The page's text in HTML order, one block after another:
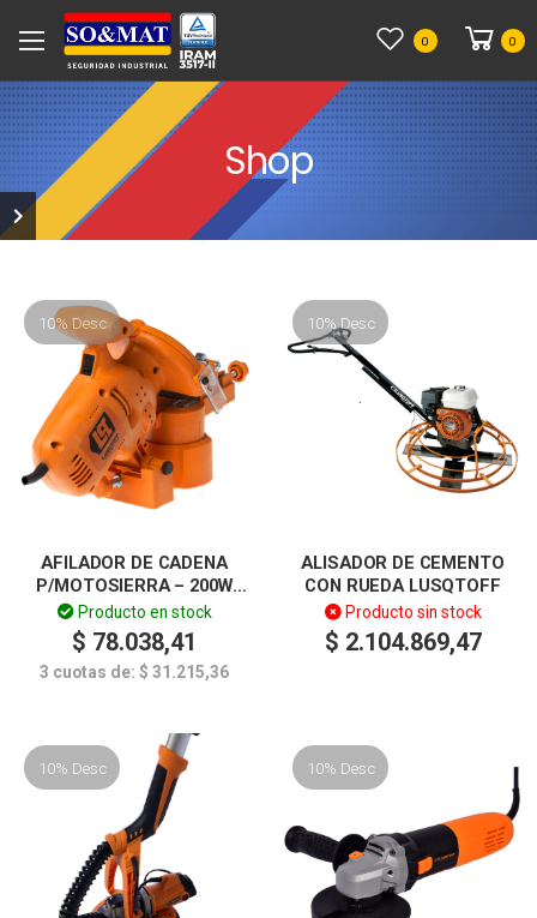
0 0
Shop
10% Desc
AFILADOR DE CADENA
P/MOTOSIERRA – 200W
LUSQTOFF
Producto en stock
$ 78.038,41
3 cuotas de: $ 31.215,36
10% Desc
ALISADOR DE CEMENTO
CON RUEDA LUSQTOFF
Producto sin stock
$ 2.104.869,47
10% Desc 10% Desc